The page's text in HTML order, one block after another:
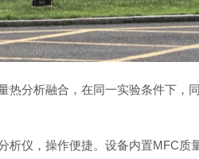
分析融合，在同一实验条件下，
仪，操作便捷。设备内置MFC